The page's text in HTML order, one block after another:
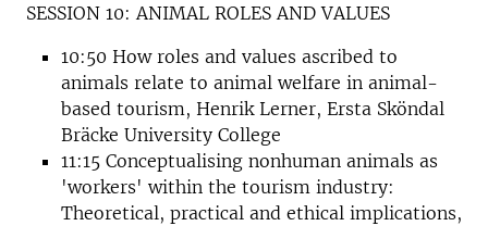
SESSION 10: ANIMAL ROLES AND VALUES
10:50 How roles and values ascribed to
animals relate to animal welfare in animal-
based tourism, Henrik Lerner, Ersta Sköndal
Bräcke University College
11:15 Conceptualising nonhuman animals as
'workers' within the tourism industry:
Theoretical, practical and ethical implications,